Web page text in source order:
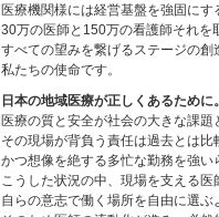
医療機関様には経営基盤を強固に
30万の医師と150万の看護師それを
すべての望みを繋げるステージの
私たちの使命です。
日本の地域医療が正しくあるために
医療の質と安全が社会の大きな課題
その現場が背負う責任は過去とは
かつ想像を絶する多忙な勤務を強
こうした状況の中、現場を支える
自らの意志で働く場所を自由に選